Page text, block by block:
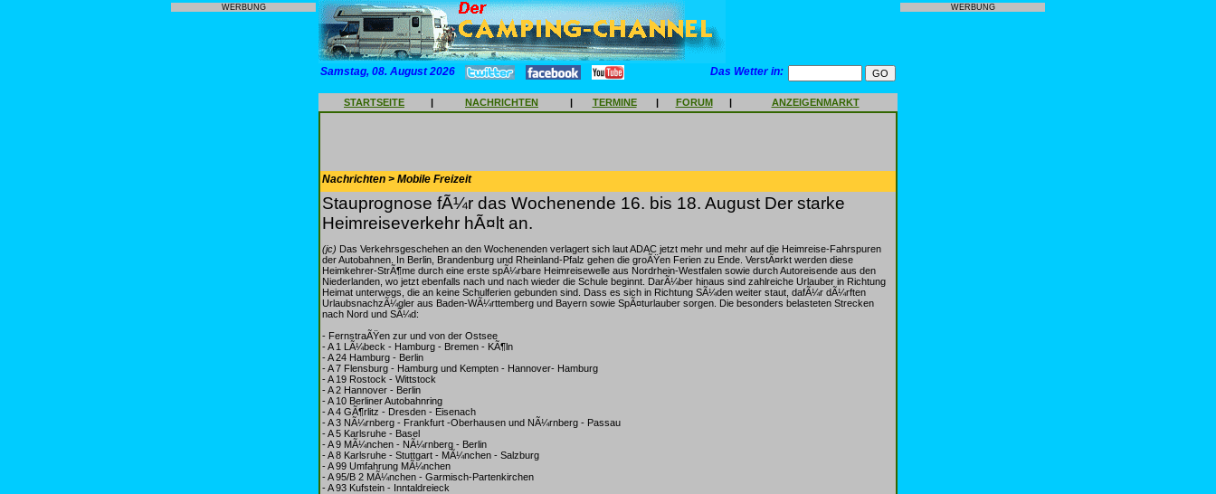
WERBUNG
Samstag, 08. August 2026 Das Wetter in:
STARTSEITE | NACHRICHTEN | TERMINE | FORUM | ANZEIGENMARKT
Nachrichten > Mobile Freizeit
Stauprognose fÃ¼r das Wochenende 16. bis 18. August Der starke
Heimreiseverkehr hÃ¤lt an.
(jc) Das Verkehrsgeschehen an den Wochenenden verlagert sich laut ADAC jetzt mehr und mehr auf die Heimreise-Fahrspuren
der Autobahnen. In Berlin, Brandenburg und Rheinland-Pfalz gehen die groÃŸen Ferien zu Ende. VerstÃ¤rkt werden diese
Heimkehrer-StrÃ¶me durch eine erste spÃ¼rbare Heimreisewelle aus Nordrhein-Westfalen sowie durch Autoreisende aus den
Niederlanden, wo jetzt ebenfalls nach und nach wieder die Schule beginnt. DarÃ¼ber hinaus sind zahlreiche Urlauber in Richtung
Heimat unterwegs, die an keine Schulferien gebunden sind. Dass es sich in Richtung SÃ¼den weiter staut, dafÃ¼r dÃ¼rften
UrlaubsnachzÃ¼gler aus Baden-WÃ¼rttemberg und Bayern sowie SpÃ¤turlauber sorgen. Die besonders belasteten Strecken
nach Nord und SÃ¼d:
- FernstraÃŸen zur und von der Ostsee
- A 1 LÃ¼beck - Hamburg - Bremen - KÃ¶ln
- A 24 Hamburg - Berlin
- A 7 Flensburg - Hamburg und Kempten - Hannover- Hamburg
- A 19 Rostock - Wittstock
- A 2 Hannover - Berlin
- A 10 Berliner Autobahnring
- A 4 GÃ¶rlitz - Dresden - Eisenach
- A 3 NÃ¼rnberg - Frankfurt -Oberhausen und NÃ¼rnberg - Passau
- A 5 Karlsruhe - Basel
- A 9 MÃ¼nchen - NÃ¼rnberg - Berlin
- A 8 Karlsruhe - Stuttgart - MÃ¼nchen - Salzburg
- A 99 Umfahrung MÃ¼nchen
- A 95/B 2 MÃ¼nchen - Garmisch-Partenkirchen
- A 93 Kufstein - Inntaldreieck
WERBUNG